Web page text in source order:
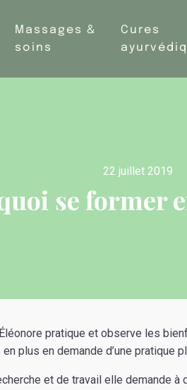
Massages &
soins
Cures
22 juillet 2019
se former
pratique et observe les
plus en demande d’une pratique
et de travail elle demande à